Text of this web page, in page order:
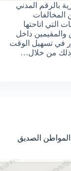
بالرقم المدني
المخالفات
التي اتاحتها
والمقيمين داخل
في تسهيل الوقت
من خلال…
الصديق